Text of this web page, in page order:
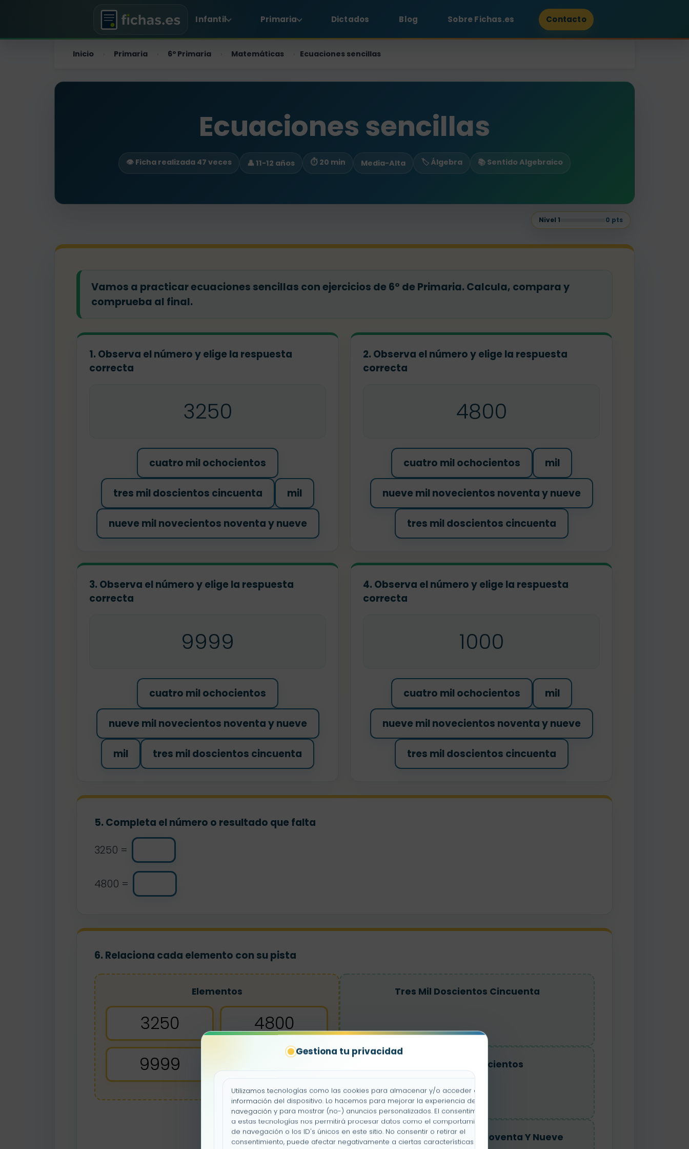
Gestiona tu privacidad
Utilizamos tecnologías como las cookies para almacenar y/o acceder a la
información del dispositivo. Lo hacemos para mejorar la experiencia de
navegación y para mostrar (no-) anuncios personalizados. El consentimiento
a estas tecnologías nos permitirá procesar datos como el comportamiento
de navegación o los ID's únicos en este sitio. No consentir o retirar el
consentimiento, puede afectar negativamente a ciertas características y
Infantil Primaria Dictados Blog Sobre Fichas.es Contacto
Inicio › Primaria › 6º Primaria › Matemáticas › Ecuaciones sencillas
Ecuaciones sencillas
👁️ Ficha realizada 47 veces 👤 11-12 años ⏱ 20 min Media-Alta 🏷️ Álgebra 📚 Sentido Algebraico
Nivel 1 0 pts
Vamos a practicar ecuaciones sencillas con ejercicios de 6º de Primaria. Calcula, compara y
comprueba al final.
1. Observa el número y elige la respuesta
correcta
3250
cuatro mil ochocientos
tres mil doscientos cincuenta mil
nueve mil novecientos noventa y nueve
2. Observa el número y elige la respuesta
correcta
4800
cuatro mil ochocientos mil
nueve mil novecientos noventa y nueve
tres mil doscientos cincuenta
3. Observa el número y elige la respuesta
correcta
9999
cuatro mil ochocientos
nueve mil novecientos noventa y nueve
mil tres mil doscientos cincuenta
4. Observa el número y elige la respuesta
correcta
1000
cuatro mil ochocientos mil
nueve mil novecientos noventa y nueve
tres mil doscientos cincuenta
5. Completa el número o resultado que falta
3250 =
4800 =
6. Relaciona cada elemento con su pista
Elementos
3250
4800
9999
1000
Tres Mil Doscientos Cincuenta
Cuatro Mil Ochocientos
Nueve Mil Novecientos Noventa Y Nueve